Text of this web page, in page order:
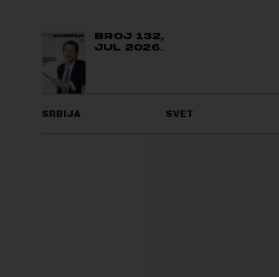
BROJ 132,
JUL 2026.
SRBIJA SVET